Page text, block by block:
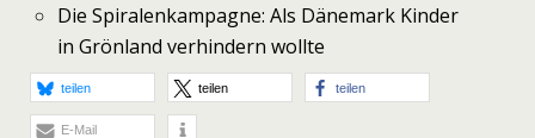
Die Spiralenkampagne: Als Dänemark Kinder
in Grönland verhindern wollte
teilen teilen teilen
E-Mail